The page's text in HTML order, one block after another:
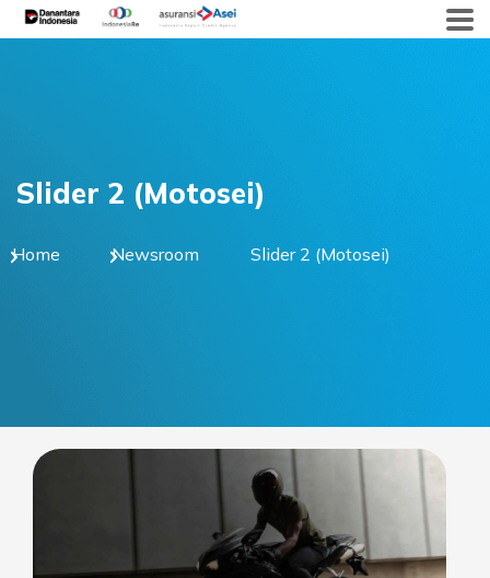
Skip
to
Slider 2 (Motosei)
Home Newsroom Slider 2 (Motosei)